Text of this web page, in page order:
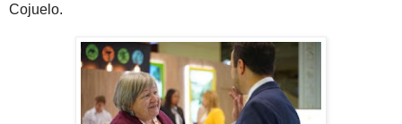
Cojuelo.